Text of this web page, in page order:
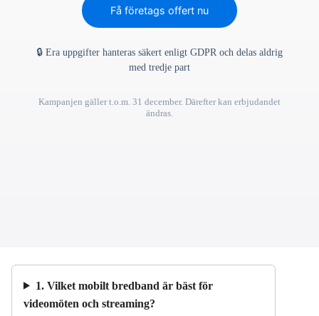
Få företags offert nu
🔒 Era uppgifter hanteras säkert enligt GDPR och delas aldrig
med tredje part
Kampanjen gäller t.o.m. 31 december. Därefter kan erbjudandet
ändras.
1. Vilket mobilt bredband är bäst för
videomöten och streaming?